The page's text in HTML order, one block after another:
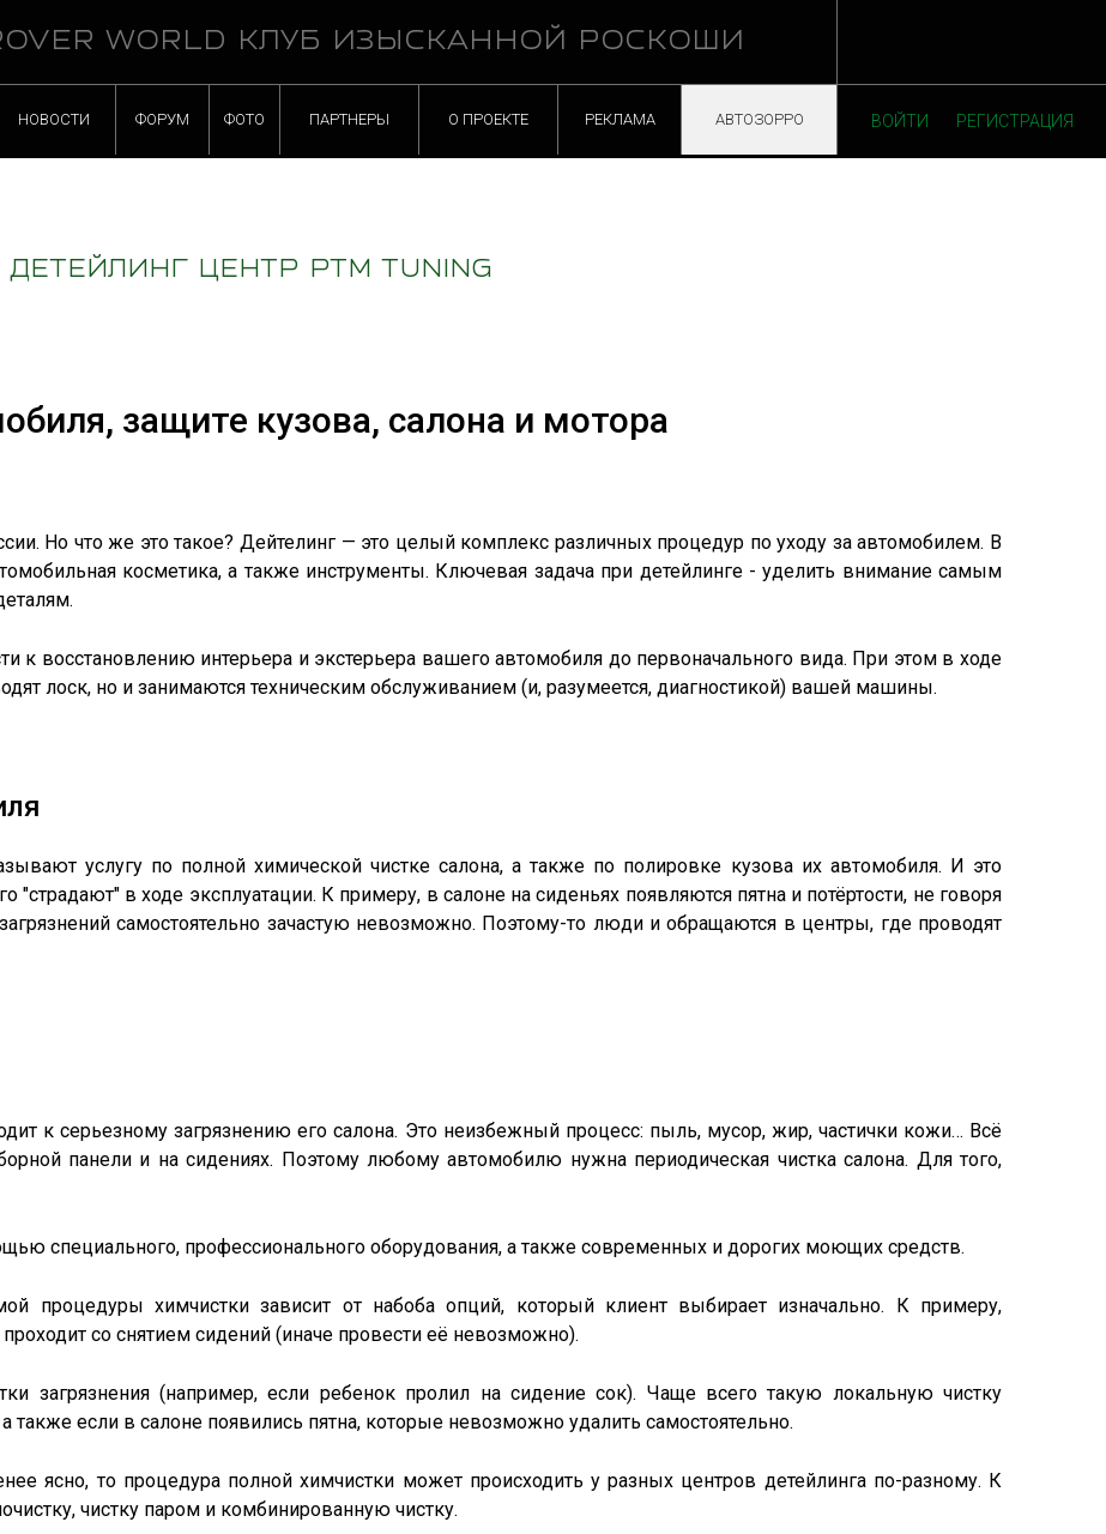
WORLD КЛУБ ИЗЫСКАННОЙ РОСКОШИ
НОВОСТИ ФОРУМ ФОТО ПАРТНЕРЫ О ПРОЕКТЕ РЕКЛАМА АВТОЗОРРО ВОЙТИ РЕГИСТРАЦИЯ
ЦЕНТР PTM TUNING
защите кузова, салона и мотора
Но что же это такое? Дейтелинг — это целый комплекс различных процедур по уходу за автомобилем. В
косметика, а также инструменты. Ключевая задача при детейлинге - уделить внимание самым
к восстановлению интерьера и экстерьера вашего автомобиля до первоначального вида. При этом в ходе
лоск, но и занимаются техническим обслуживанием (и, разумеется, диагностикой) вашей машины.
услугу по полной химической чистке салона, а также по полировке кузова их автомобиля. И это
"страдают" в ходе эксплуатации. К примеру, в салоне на сиденьях появляются пятна и потёртости, не говоря
самостоятельно зачастую невозможно. Поэтому-то люди и обращаются в центры, где проводят
к серьезному загрязнению его салона. Это неизбежный процесс: пыль, мусор, жир, частички кожи… Всё
панели и на сидениях. Поэтому любому автомобилю нужна периодическая чистка салона. Для того,
специального, профессионального оборудования, а также современных и дорогих моющих средств.
процедуры химчистки зависит от набоба опций, который клиент выбирает изначально. К примеру,
со снятием сидений (иначе провести её невозможно).
загрязнения (например, если ребенок пролил на сидение сок). Чаще всего такую локальную чистку
если в салоне появились пятна, которые невозможно удалить самостоятельно.
ясно, то процедура полной химчистки может происходить у разных центров детейлинга по-разному. К
чистку паром и комбинированную чистку.